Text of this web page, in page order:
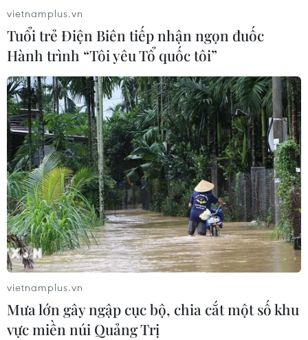
vietnamplus.vn
Tuổi trẻ Điện Biên tiếp nhận ngọn đuốc
Hành trình “Tôi yêu Tổ quốc tôi”
vietnamplus.vn
Mưa lớn gây ngập cục bộ, chia cắt một số khu
vực miền núi Quảng Trị